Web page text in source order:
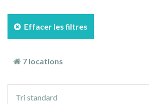
Effacer les filtres
7 locations
Tri standard